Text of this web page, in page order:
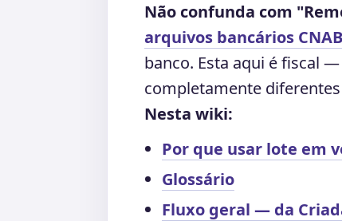
Não confunda com
arquivos bancários CNAB
banco. Esta aqui é fiscal —
completamente
Nesta wiki:
Por que usar lote em
Glossário
Fluxo geral — da